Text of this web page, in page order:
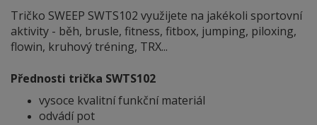
Tričko SWEEP SWTS102 využijete na jakékoli sportovní
aktivity - běh, brusle, fitness, fitbox, jumping, piloxing,
flowin, kruhový tréning, TRX...
Přednosti trička SWTS102
vysoce kvalitní funkční materiál
odvádí pot